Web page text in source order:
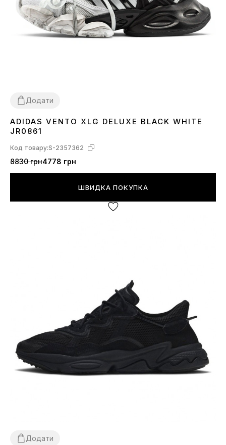
Додати
36 3738 39 4041424344
ADIDAS VENTO XLG DELUXE BLACK WHITE
JR0861
Код товару:S-2357362
8830 грн4778 грн
ШВИДКА ПОКУПКА
Додати